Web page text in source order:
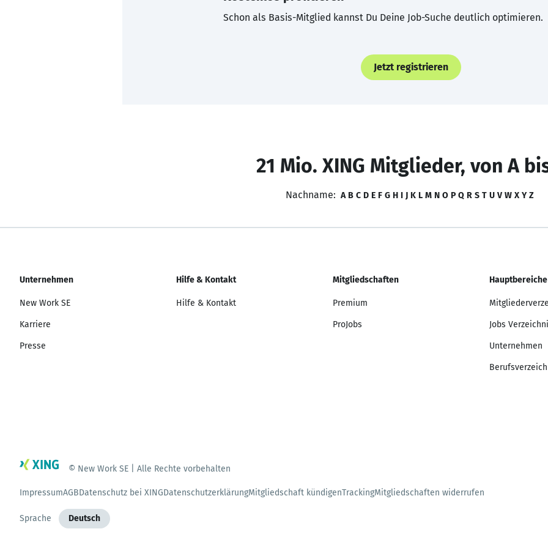
Schon als Basis-Mitglied kannst Du Deine Job-Suche deutlich optimieren.
Jetzt registrieren
21 Mio. XING Mitglieder, von A
Nachname: A B C D E F G H I J K L M N O P Q R S T U V W X Y Z
Unternehmen
New Work SE
Karriere
Presse
Hilfe & Kontakt
Hilfe & Kontakt
Mitgliedschaften
Premium
ProJobs
Hauptbereiche
Jobs
Unternehmen
© New Work SE | Alle Rechte vorbehalten
ImpressumAGBDatenschutz bei XINGDatenschutzerklärungMitgliedschaft kündigenTrackingMitgliedschaften widerrufen
Sprache Deutsch